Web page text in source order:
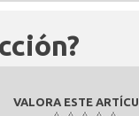
VALORA ESTE